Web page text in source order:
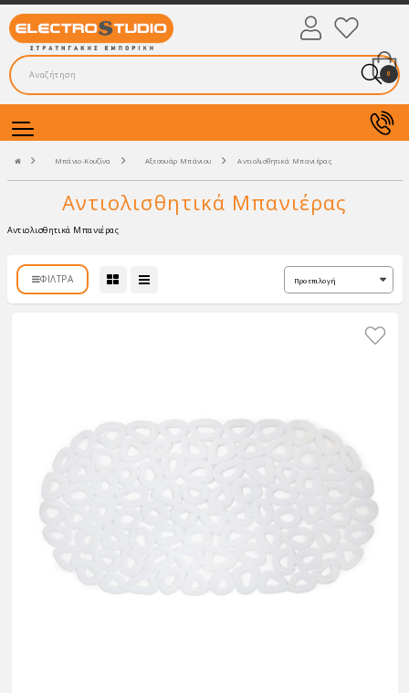
0
Μπάνιο-Κουζίνα Αξεσουάρ Μπάνιου Αντιολισθητικά Μπανιέρας
Αντιολισθητικά Μπανιέρας
Αντιολισθητικά Μπανιέρας
ΦΊΛΤΡΑ